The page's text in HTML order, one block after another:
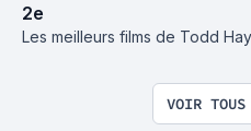
2e
Les meilleurs films de Todd
VOIR